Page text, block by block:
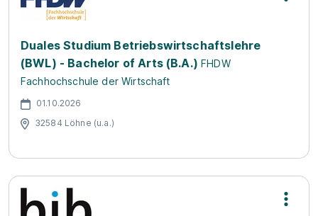
Duales Studium Betriebswirtschaftslehre
(BWL) - Bachelor of Arts (B.A.) FHDW
Fachhochschule der Wirtschaft
01.10.2026
32584 Löhne (u.a.)